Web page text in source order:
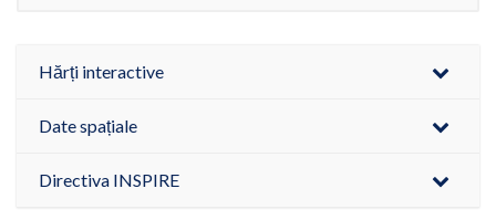
Hărți interactive
Date spațiale
Directiva INSPIRE